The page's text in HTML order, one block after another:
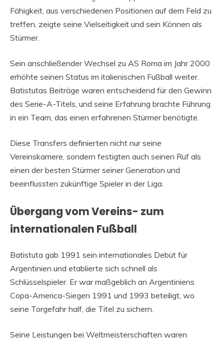
Fähigkeit, aus verschiedenen Positionen auf dem Feld zu
treffen, zeigte seine Vielseitigkeit und sein Können als
Stürmer.
Sein anschließender Wechsel zu AS Roma im Jahr 2000
erhöhte seinen Status im italienischen Fußball weiter.
Batistutas Beiträge waren entscheidend für den Gewinn
des Serie-A-Titels, und seine Erfahrung brachte Führung
in ein Team, das einen erfahrenen Stürmer benötigte.
Diese Transfers definierten nicht nur seine
Vereinskarriere, sondern festigten auch seinen Ruf als
einen der besten Stürmer seiner Generation und
beeinflussten zukünftige Spieler in der Liga.
Übergang vom Vereins- zum
internationalen Fußball
Batistuta gab 1991 sein internationales Debüt für
Argentinien und etablierte sich schnell als
Schlüsselspieler. Er war maßgeblich an Argentiniens
Copa-America-Siegen 1991 und 1993 beteiligt, wo
seine Torgefahr half, die Titel zu sichern.
Seine Leistungen bei Weltmeisterschaften waren